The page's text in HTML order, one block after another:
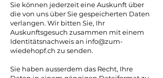
Sie können jederzeit eine Auskunft über
die von uns über Sie gespeicherten Daten
verlangen. Wir bitten Sie, Ihr
Auskunftsgesuch zusammen mit einem
Identitätsnachweis an info@zum-
wiedehopf.ch zu senden.
Sie haben ausserdem das Recht, Ihre